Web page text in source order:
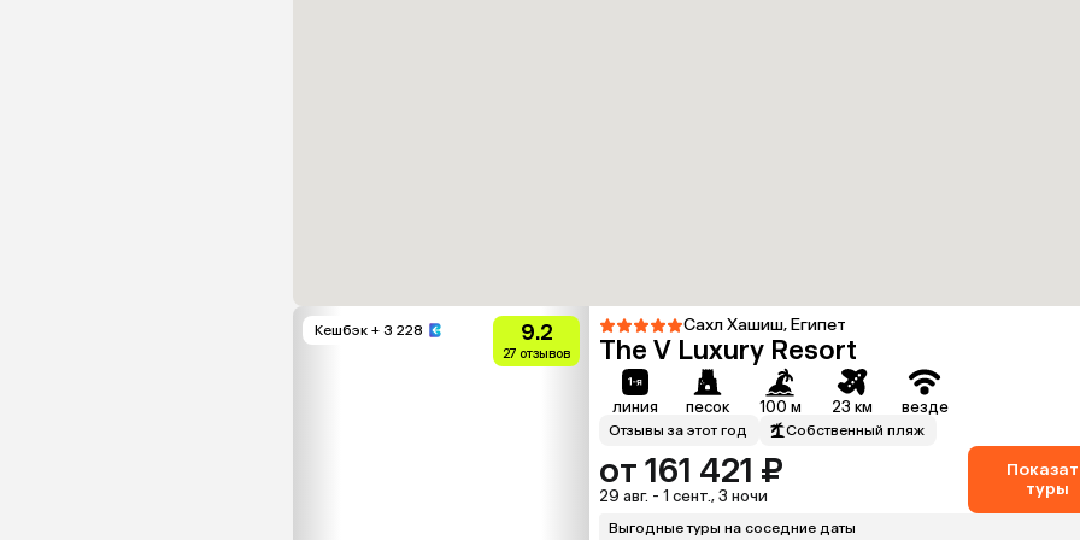
Кешбэк + 3 228 9.2
27 отзывов
Сахл Хашиш, Египет
The V Luxury Resort
линия песок 100 м 23 км везде
Отзывы за этот год Собственный пляж
от 161 421 ₽
29 авг. - 1 сент., 3 ночи
туры
Выгодные туры на соседние даты